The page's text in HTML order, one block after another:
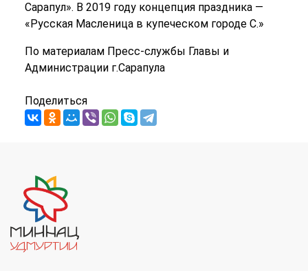
Сарапул». В 2019 году концепция праздника —
«Русская Масленица в купеческом городе С.»
По материалам Пресс-службы Главы и
Администрации г.Сарапула
Поделиться